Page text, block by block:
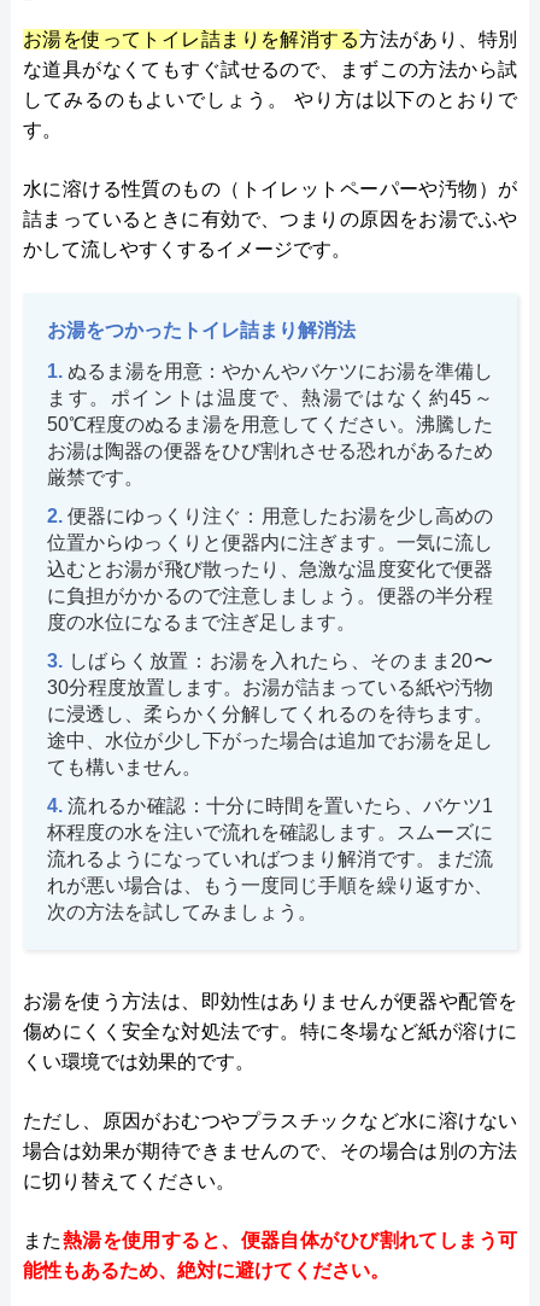
お湯を使ってトイレ詰まりを解消する方法があり、特別
な道具がなくてもすぐ試せるので、まずこの方法から試
してみるのもよいでしょう。 やり方は以下のとおりで
す。
水に溶ける性質のもの（トイレットペーパーや汚物）が
詰まっているときに有効で、つまりの原因をお湯でふや
かして流しやすくするイメージです​。
お湯をつかったトイレ詰まり解消法
ぬるま湯を用意：やかんやバケツにお湯を準備し
ます。ポイントは温度で、熱湯ではなく約45～
50℃程度のぬるま湯を用意してください。沸騰した
お湯は陶器の便器をひび割れさせる恐れがあるため
厳禁です。
便器にゆっくり注ぐ：用意したお湯を少し高めの
位置からゆっくりと便器内に注ぎます。一気に流し
込むとお湯が飛び散ったり、急激な温度変化で便器
に負担がかかるので注意しましょう。便器の半分程
度の水位になるまで注ぎ足します。
しばらく放置：お湯を入れたら、そのまま20〜
30分程度放置します。お湯が詰まっている紙や汚物
に浸透し、柔らかく分解してくれるのを待ちます。
途中、水位が少し下がった場合は追加でお湯を足し
ても構いません。
流れるか確認：十分に時間を置いたら、バケツ1
杯程度の水を注いで流れを確認します。スムーズに
流れるようになっていればつまり解消です。まだ流
れが悪い場合は、もう一度同じ手順を繰り返すか、
次の方法を試してみましょう。
お湯を使う方法は、即効性はありませんが便器や配管を
傷めにくく安全な対処法です。特に冬場など紙が溶けに
くい環境では効果的です。
ただし、原因がおむつやプラスチックなど水に溶けない
場合は効果が期待できませんので、その場合は別の方法
に切り替えてください。
また熱湯を使用すると、便器自体がひび割れてしまう可
能性もあるため、絶対に避けてください。